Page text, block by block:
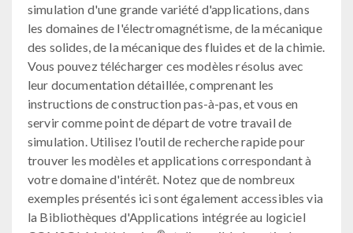
simulation d'une grande variété d'applications, dans
les domaines de l'électromagnétisme, de la mécanique
des solides, de la mécanique des fluides et de la chimie.
Vous pouvez télécharger ces modèles résolus avec
leur documentation détaillée, comprenant les
instructions de construction pas-à-pas, et vous en
servir comme point de départ de votre travail de
simulation. Utilisez l'outil de recherche rapide pour
trouver les modèles et applications correspondant à
votre domaine d'intérêt. Notez que de nombreux
exemples présentés ici sont également accessibles via
la Bibliothèques d'Applications intégrée au logiciel